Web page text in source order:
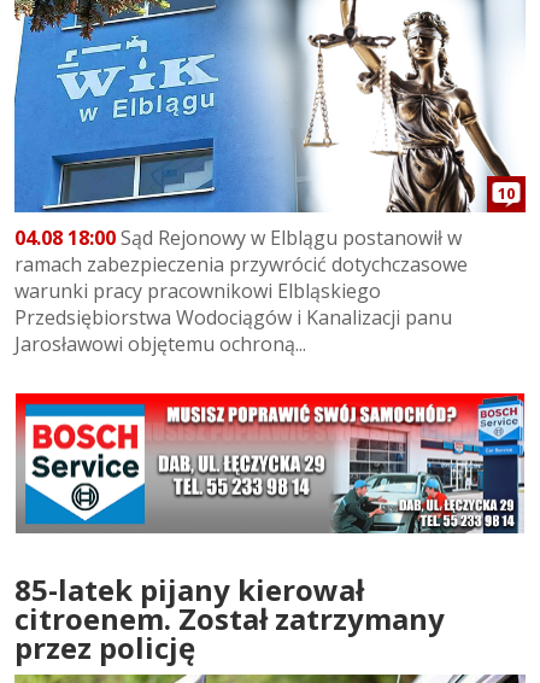
10
04.08 18:00Sąd Rejonowy w Elblągu postanowił w
ramach zabezpieczenia przywrócić dotychczasowe
warunki pracy pracownikowi Elbląskiego
Przedsiębiorstwa Wodociągów i Kanalizacji panu
Jarosławowi objętemu ochroną...
85-latek pijany kierował
citroenem. Został zatrzymany
przez policję